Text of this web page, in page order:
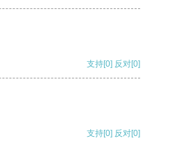
支持[0] 反对[0]
支持[0] 反对[0]